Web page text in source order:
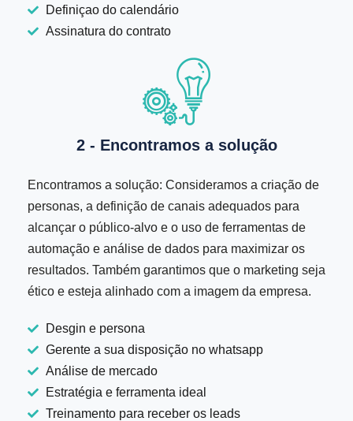
Definiçao do calendário
Assinatura do contrato
2 - Encontramos a solução
Encontramos a solução: Consideramos a criação de
personas, a definição de canais adequados para
alcançar o público-alvo e o uso de ferramentas de
automação e análise de dados para maximizar os
resultados. Também garantimos que o marketing seja
ético e esteja alinhado com a imagem da empresa.
Desgin e persona
Gerente a sua disposição no whatsapp
Análise de mercado
Estratégia e ferramenta ideal
Treinamento para receber os leads